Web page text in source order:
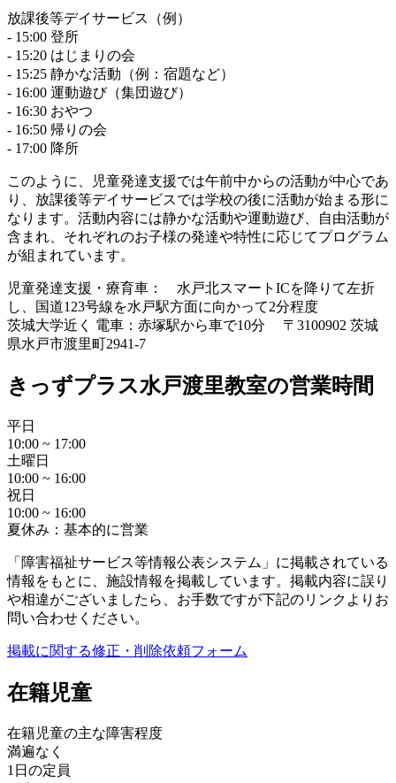
放課後等デイサービス（例）
- 15:00 登所
- 15:20 はじまりの会
- 15:25 静かな活動（例：宿題など）
- 16:00 運動遊び（集団遊び）
- 16:30 おやつ
- 16:50 帰りの会
- 17:00 降所
このように、児童発達支援では午前中からの活動が中心であ
り、放課後等デイサービスでは学校の後に活動が始まる形に
なります。活動内容には静かな活動や運動遊び、自由活動が
含まれ、それぞれのお子様の発達や特性に応じてプログラム
が組まれています。
児童発達支援・療育車： 水戸北スマートICを降りて左折
し、国道123号線を水戸駅方面に向かって2分程度
茨城大学近く 電車：赤塚駅から車で10分 〒3100902 茨城
県水戸市渡里町2941-7
きっずプラス水戸渡里教室の営業時間
平日
10:00 ~ 17:00
土曜日
10:00 ~ 16:00
祝日
10:00 ~ 16:00
夏休み：基本的に営業
「障害福祉サービス等情報公表システム」に掲載されている
情報をもとに、施設情報を掲載しています。掲載内容に誤り
や相違がございましたら、お手数ですが下記のリンクよりお
問い合わせください。
掲載に関する修正・削除依頼フォーム
在籍児童
在籍児童の主な障害程度
満遍なく
1日の定員